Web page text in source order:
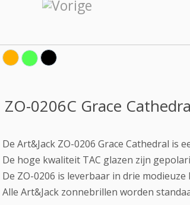
ZO-0206C Grace
De Art&Jack ZO-0206 Grace Cathedral
De hoge kwaliteit TAC glazen zijn
De ZO-0206 is leverbaar in drie
Alle Art&Jack zonnebrillen worden